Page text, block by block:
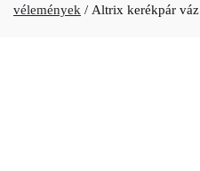
vélemények / Altrix kerékpár váz